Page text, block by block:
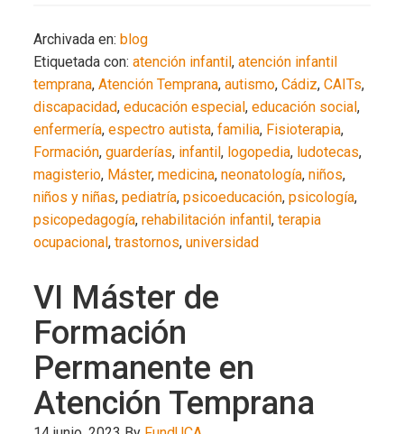
Archivada en:blog
Etiquetada con:atención infantil,atención infantil
temprana,Atención Temprana,autismo,Cádiz,CAITs,
discapacidad,educación especial,educación social,
enfermería,espectro autista,familia, Fisioterapia,
Formación,guarderías, infantil, logopedia, ludotecas,
magisterio, Máster,medicina,neonatología,niños,
niños y niñas,pediatría,psicoeducación,psicología,
psicopedagogía,rehabilitación infantil,terapia
ocupacional,trastornos,universidad
VI Máster de
Formación
Permanente en
Atención Temprana